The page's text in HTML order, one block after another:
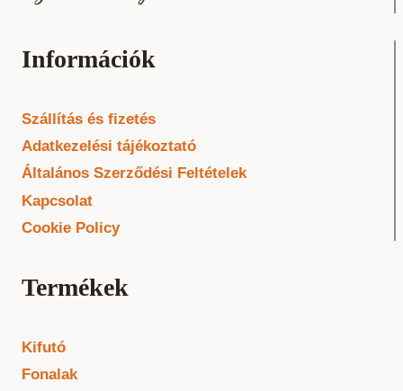
Információk
Szállítás és fizetés
Adatkezelési tájékoztató
Általános Szerződési Feltételek
Kapcsolat
Cookie Policy
Termékek
Kifutó
Fonalak